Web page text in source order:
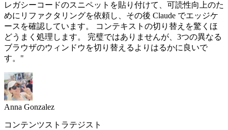
レガシーコードのスニペットを貼り付けて、可読性向上のた
めにリファクタリングを依頼し、その後 Claude でエッジケ
ースを確認しています。 コンテキストの切り替えを驚くほ
どうまく処理します。 完璧ではありませんが、3つの異なる
ブラウザのウィンドウを切り替えるよりはるかに良いで
す。 "
Anna Gonzalez
コンテンツストラテジスト